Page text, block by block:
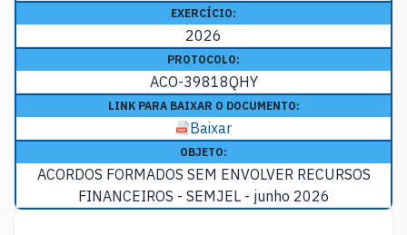
EXERCÍCIO:
2026
PROTOCOLO:
ACO-39818QHY
LINK PARA BAIXAR O DOCUMENTO:
Baixar
OBJETO:
ACORDOS FORMADOS SEM ENVOLVER RECURSOS
FINANCEIROS - SEMJEL - junho 2026